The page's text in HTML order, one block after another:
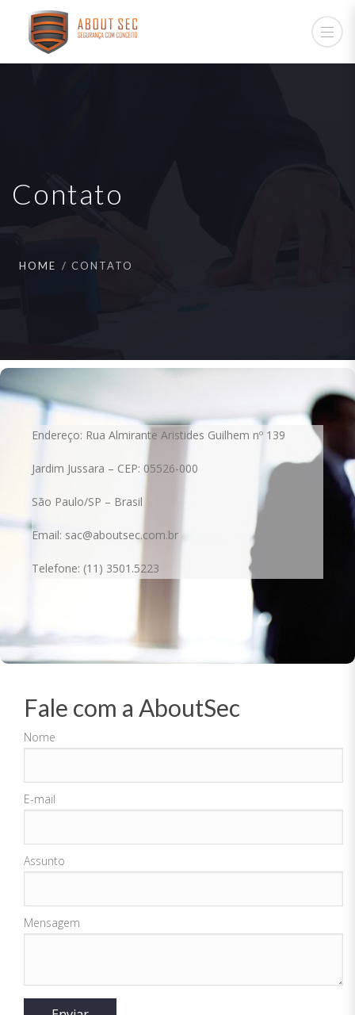
Contato
HOME CONTATO
Endereço: Rua Almirante Aristides Guilhem nº 139
Jardim Jussara – CEP: 05526-000
São Paulo/SP – Brasil
Email: sac@aboutsec.com.br
Telefone: (11) 3501.5223
Fale com a AboutSec
Nome
E-mail
Assunto
Mensagem